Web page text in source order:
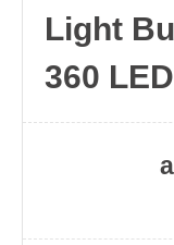
Light
360 LED